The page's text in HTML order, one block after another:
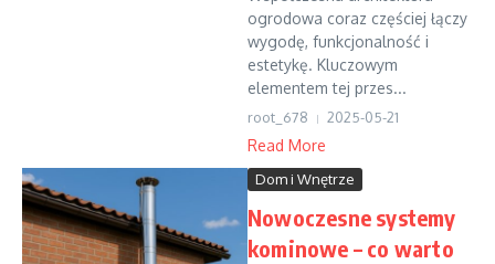
ogrodowa coraz częściej łączy
wygodę, funkcjonalność i
estetykę. Kluczowym
elementem tej przes...
root_678 2025-05-21
Read More
Dom i Wnętrze
Nowoczesne systemy
kominowe – co warto